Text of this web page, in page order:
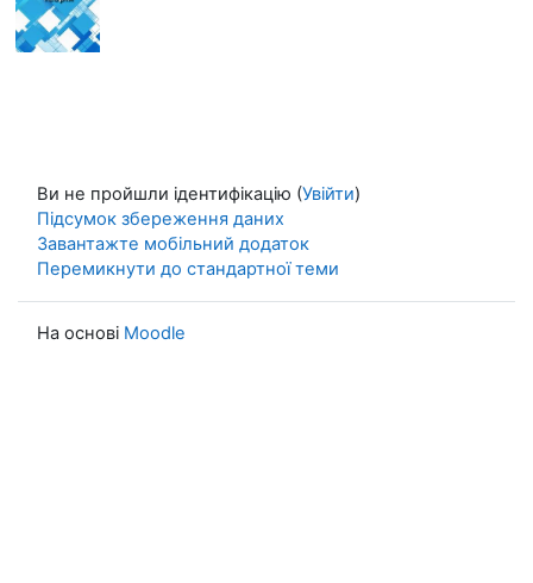
Ви не пройшли ідентифікацію (Увійти)
Підсумок збереження даних
Завантажте мобільний додаток
Перемикнути до стандартної теми
На основі Moodle